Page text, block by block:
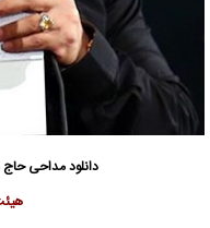
دانلود مداحی